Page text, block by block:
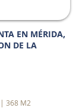
EN MÉRIDA,
DE LA
| 368 M2